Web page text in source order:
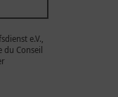
e.V.,
du Conseil